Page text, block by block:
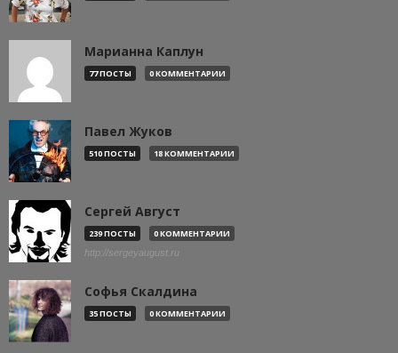
Марианна Каплун
77 ПОСТЫ 0 КОММЕНТАРИИ
Павел Жуков
510 ПОСТЫ 18 КОММЕНТАРИИ
Сергей Август
239 ПОСТЫ 0 КОММЕНТАРИИ
http://sergeyaugust.ru
Софья Скалдина
35 ПОСТЫ 0 КОММЕНТАРИИ